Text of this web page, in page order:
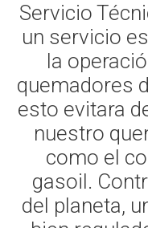
Servicio
un servicio
la
quemadores
esto evitara
nuestro
como el
gasoil.
del planeta,